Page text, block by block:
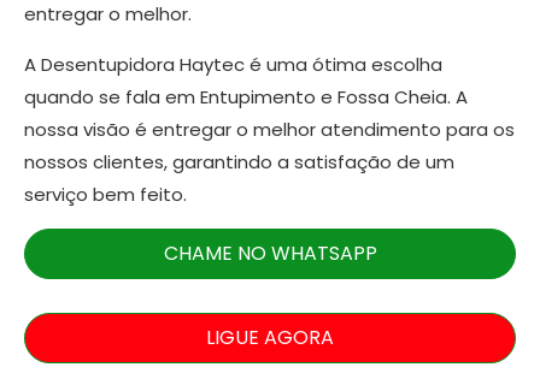
entregar o melhor.
A Desentupidora Haytec é uma ótima escolha
quando se fala em Entupimento e Fossa Cheia. A
nossa visão é entregar o melhor atendimento para os
nossos clientes, garantindo a satisfação de um
serviço bem feito.
CHAME NO WHATSAPP
LIGUE AGORA